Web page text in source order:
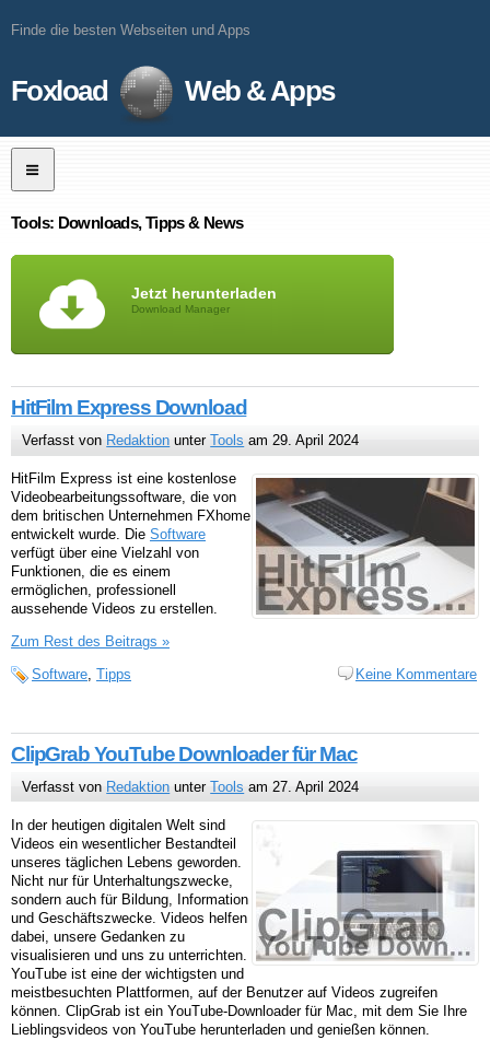
Finde die besten Webseiten und Apps
Foxload Web & Apps
Tools: Downloads, Tipps & News
Jetzt herunterladen
Download Manager
HitFilm Express Download
Verfasst von Redaktion unterTools am 29. April 2024
HitFilm Express ist eine kostenlose
Videobearbeitungssoftware, die von
dem britischen Unternehmen FXhome
entwickelt wurde. Die Software
verfügt über eine Vielzahl von
Funktionen, die es einem
ermöglichen, professionell
aussehende Videos zu erstellen.
Zum Rest des Beitrags »
Software Tipps Keine Kommentare
ClipGrab YouTube Downloader für Mac
Verfasst von Redaktion unterTools am 27. April 2024
In der heutigen digitalen Welt sind
Videos ein wesentlicher Bestandteil
unseres täglichen Lebens geworden.
Nicht nur für Unterhaltungszwecke,
sondern auch für Bildung, Information
und Geschäftszwecke. Videos helfen
dabei, unsere Gedanken zu
visualisieren und uns zu unterrichten.
YouTube ist eine der wichtigsten und
meistbesuchten Plattformen, auf der Benutzer auf Videos zugreifen
können. ClipGrab ist ein YouTube-Downloader für Mac, mit dem Sie Ihre
Lieblingsvideos von YouTube herunterladen und genießen können.